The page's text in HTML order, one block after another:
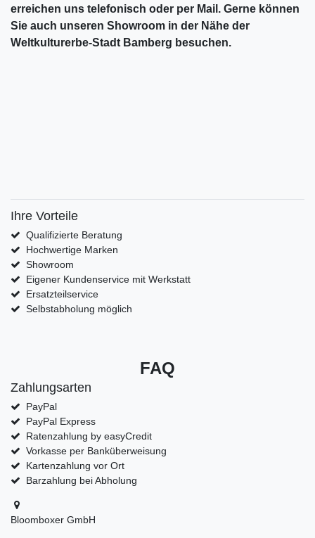
erreichen uns telefonisch oder per Mail. Gerne können
Sie auch unseren Showroom in der Nähe der
Weltkulturerbe-Stadt Bamberg besuchen.
Ihre Vorteile
Qualifizierte Beratung
Hochwertige Marken
Showroom
Eigener Kundenservice mit Werkstatt
Ersatzteilservice
Selbstabholung möglich
FAQ
Zahlungsarten
PayPal
PayPal Express
Ratenzahlung by easyCredit
Vorkasse per Banküberweisung
Kartenzahlung vor Ort
Barzahlung bei Abholung
Bloomboxer GmbH